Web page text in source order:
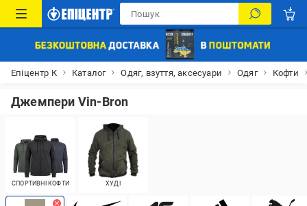
Епіцентр К Каталог Одяг, взуття, аксесуари Одяг Кофти
Джемпери Vin-Bron
СПОРТИВНІ КОФТИ ХУДІ